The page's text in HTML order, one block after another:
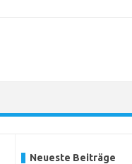
Neueste Beiträge